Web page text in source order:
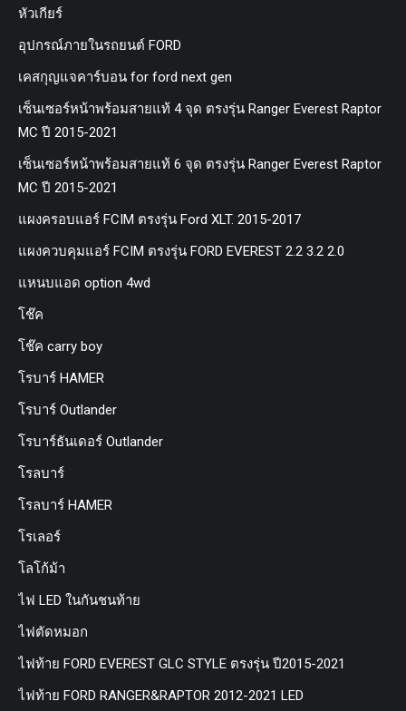
หัวเกียร์
อุปกรณ์ภายในรถยนต์ FORD
เคสกุญแจคาร์บอน for ford next gen
เซ็นเซอร์หน้าพร้อมสายแท้ 4 จุด ตรงรุ่น Ranger Everest Raptor
MC ปี 2015-2021
เซ็นเซอร์หน้าพร้อมสายแท้ 6 จุด ตรงรุ่น Ranger Everest Raptor
MC ปี 2015-2021
แผงครอบแอร์ FCIM ตรงรุ่น Ford XLT. 2015-2017
แผงควบคุมแอร์ FCIM ตรงรุ่น FORD EVEREST 2.2 3.2 2.0
แหนบแอด option 4wd
โช๊ค
โช๊ค carry boy
โรบาร์ HAMER
โรบาร์ Outlander
โรบาร์ธันเดอร์ Outlander
โรลบาร์
โรลบาร์ HAMER
โรเลอร์
โลโก้ม้า
ไฟ LED ในกันชนท้าย
ไฟตัดหมอก
ไฟท้าย FORD EVEREST GLC STYLE ตรงรุ่น ปี2015-2021
ไฟท้าย FORD RANGER&RAPTOR 2012-2021 LED